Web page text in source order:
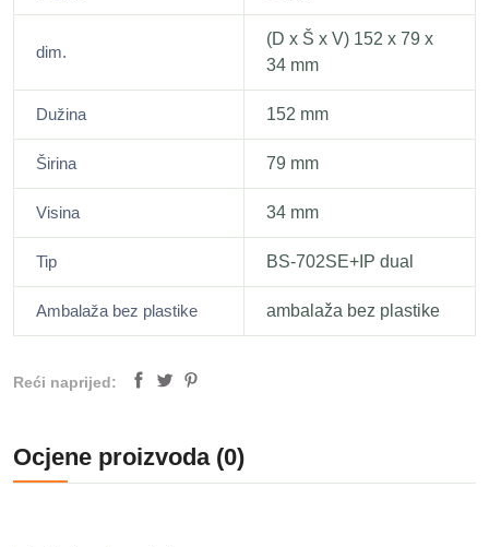
dim.
(D x Š x V) 152 x 79 x
34 mm
Dužina 152 mm
Širina 79 mm
Visina 34 mm
Tip BS-702SE+IP dual
Ambalaža bez plastike ambalaža bez plastike
Reći naprijed:
Ocjene proizvoda (0)